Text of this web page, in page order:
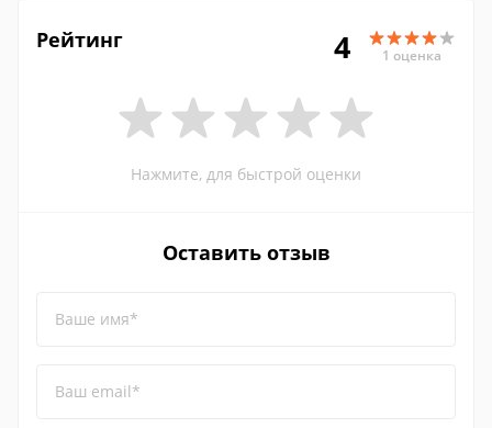
Рейтинг 4 1 оценка
Нажмите, для быстрой оценки
Оставить отзыв
Ваше имя*
Ваш email*